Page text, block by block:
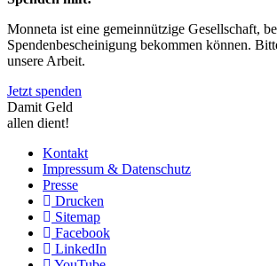
Monneta ist eine gemeinnützige Gesellschaft,
Spendenbescheinigung bekommen können.
unsere Arbeit.
Jetzt spenden
Damit Geld
allen dient!
Kontakt
Impressum & Datenschutz
Presse
Drucken
Sitemap
Facebook
LinkedIn